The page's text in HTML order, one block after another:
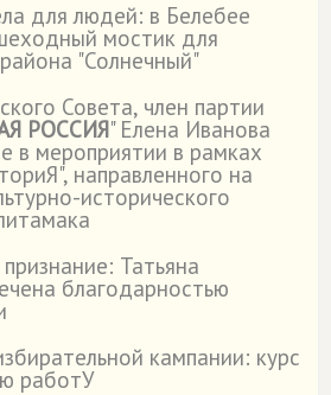
для людей: в Белебее
мостик для
"Солнечный"
Совета, член партии
РОССИЯ" Елена Иванова
в мероприятии в рамках
направленного на
исторического
Татьяна
благодарностью
кампании: курс
работУ